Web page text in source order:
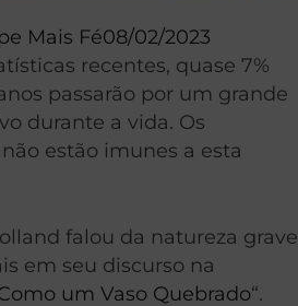
Mais Fé08/02/2023
recentes, quase 7%
passarão por um grande
durante a vida. Os
estão imunes a esta
falou da natureza grave
em seu discurso na
um Vaso Quebrado“.